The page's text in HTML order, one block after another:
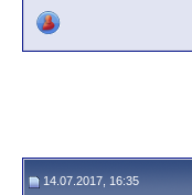
14.07.2017, 16:35